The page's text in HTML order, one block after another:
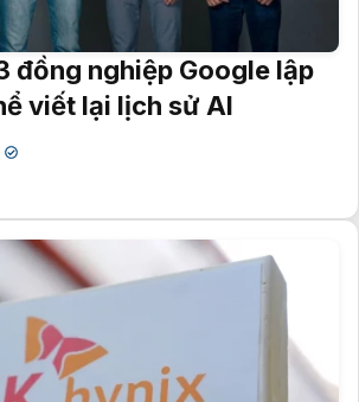
đồng nghiệp Google lập
viết lại lịch sử AI
✔